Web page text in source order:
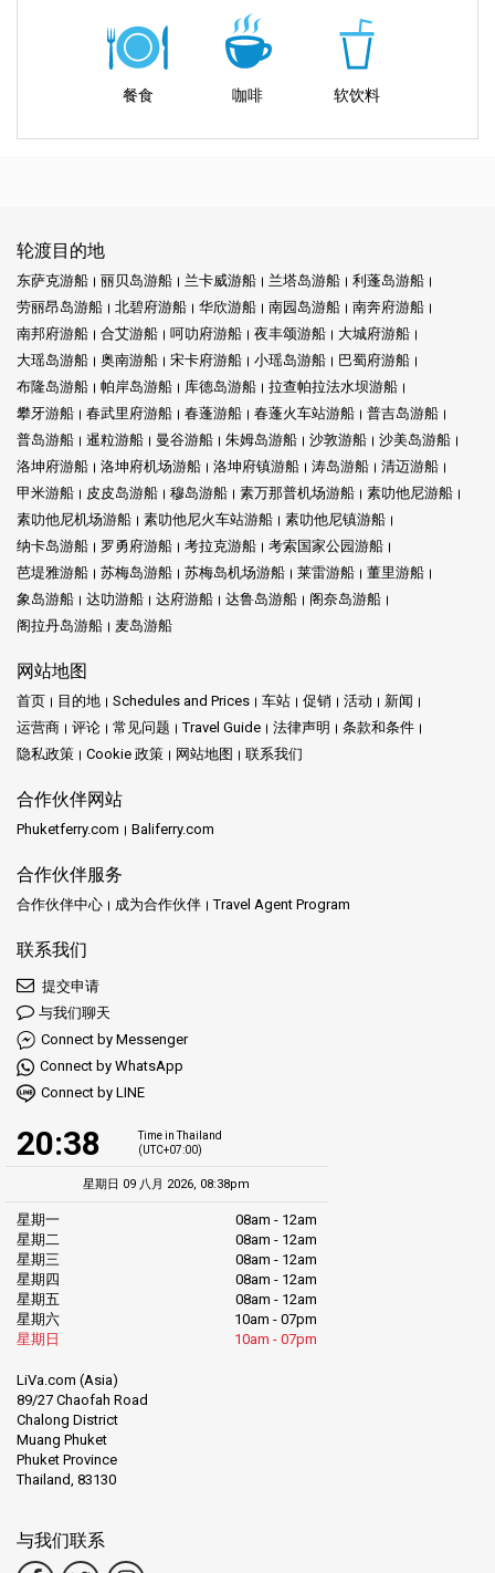
餐食 咖啡 软饮料
轮渡目的地
东萨克游船 丽贝岛游船 兰卡威游船 兰塔岛游船
利蓬岛游船
劳丽昂岛游船
北碧府游船 华欣游船 南园岛游船
南奔府游船
南邦府游船
合艾游船 呵叻府游船 夜丰颂游船
大城府游船
大瑶岛游船
奥南游船 宋卡府游船 小瑶岛游船
巴蜀府游船
布隆岛游船
帕岸岛游船 库德岛游船
拉查帕拉法水坝游船
攀牙游船
春武里府游船 春蓬游船 春蓬火车站游船
普吉岛游船
普岛游船
暹粒游船 曼谷游船 朱姆岛游船 沙敦游船
沙美岛游船
洛坤府游船
洛坤府机场游船 洛坤府镇游船 涛岛游船
清迈游船
甲米游船
皮皮岛游船 穆岛游船 素万那普机场游船
素叻他尼游船
素叻他尼机场游船
素叻他尼火车站游船
素叻他尼镇游船
纳卡岛游船
罗勇府游船 考拉克游船
考索国家公园游船
芭堤雅游船
苏梅岛游船 苏梅岛机场游船 莱雷游船
董里游船
象岛游船
达叻游船 达府游船 达鲁岛游船
阁奈岛游船
阁拉丹岛游船
麦岛游船
网站地图
首页 目的地 Schedules and Prices 车站 促销 活动
新闻
运营商
评论 常见问题 Travel Guide 法律声明
条款和条件
隐私政策
Cookie 政策 网站地图 联系我们
合作伙伴网站
Phuketferry.com Baliferry.com
合作伙伴服务
合作伙伴中心 成为合作伙伴 Travel Agent Program
联系我们
提交申请
与我们聊天
Connect by Messenger
Connect by WhatsApp
Connect by LINE
20:38
Time in Thailand
(UTC+07:00)
星期日 09 八月 2026, 08:38pm
星期一
08am - 12am
星期二
08am - 12am
星期三
08am - 12am
星期四
08am - 12am
星期五
08am - 12am
星期六
10am - 07pm
星期日
10am - 07pm
LiVa.com (Asia)
89/27 Chaofah Road
Chalong District
Muang Phuket
Phuket Province
Thailand, 83130
与我们联系